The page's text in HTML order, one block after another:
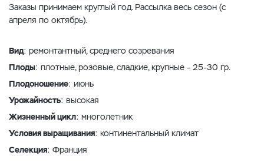
Заказы принимаем круглый год. Рассылка весь сезон (с
апреля по октябрь).
Вид: ремонтантный, среднего созревания
Плоды: плотные, розовые, сладкие, крупные – 25-30 гр.
Плодоношение: июнь
Урожайность: высокая
Жизненный цикл: многолетник
Условия выращивания: континентальный климат
Селекция: Франция